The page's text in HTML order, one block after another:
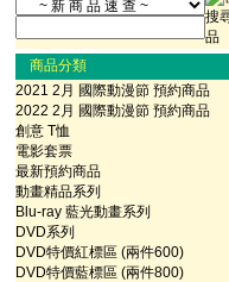
商品分類
2021 2月 國際動漫節 預約商品
2022 2月 國際動漫節 預約商品
創意 T恤
電影套票
最新預約商品
動畫精品系列
Blu-ray 藍光動畫系列
DVD系列
DVD特價紅標區 (兩件600)
DVD特價藍標區 (兩件800)